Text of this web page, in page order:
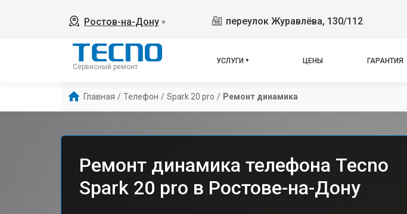
Ростов-на-Дону ▼ переулок Журавлёва, 130/112
Сервисный ремонт
УСЛУГИ ЦЕНЫ ГАРАНТИЯ
Главная / Телефон / Spark 20 pro / Ремонт динамика
Ремонт динамика телефона Tecno
Spark 20 pro в Ростове-на-Дону